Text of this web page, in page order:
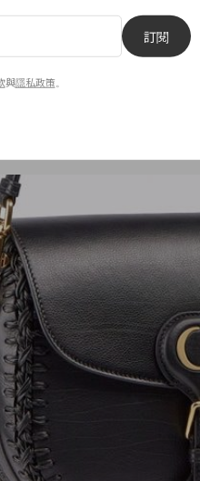
大致一樣，不過從細節映
的接合處改以粗皮革線穿
蠢蠢欲動呢？此手工編織
看真身了！
訂閱
與隱私政策